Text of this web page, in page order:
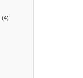
(4)